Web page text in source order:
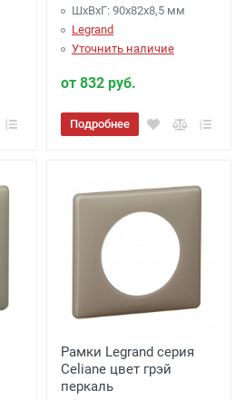
ШхВхГ: 90x82x8,5 мм
Legrand
Уточнить наличие
от 832 руб.
Подробнее
Рамки Legrand серия
Celiane цвет грэй
перкаль